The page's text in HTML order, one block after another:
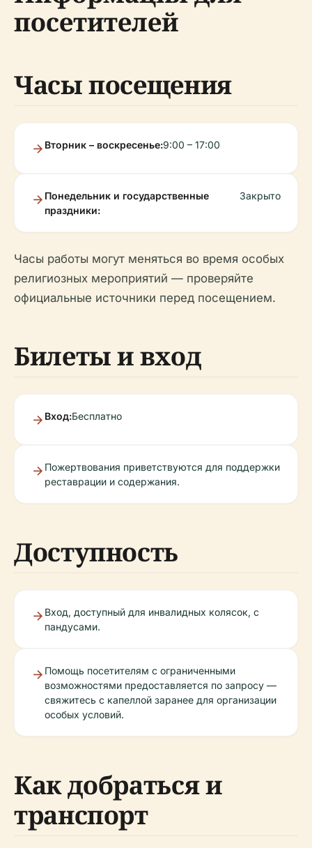
посетителей
Часы посещения
Вторник – воскресенье:9:00 – 17:00
Понедельник и государственные
праздники:
Закрыто
Часы работы могут меняться во время особых
религиозных мероприятий — проверяйте
официальные источники перед посещением.
Билеты и вход
Вход:Бесплатно
Пожертвования приветствуются для поддержки
реставрации и содержания.
Доступность
Вход, доступный для инвалидных колясок, с
пандусами.
Помощь посетителям с ограниченными
возможностями предоставляется по запросу —
свяжитесь с капеллой заранее для организации
особых условий.
Как добраться и
транспорт